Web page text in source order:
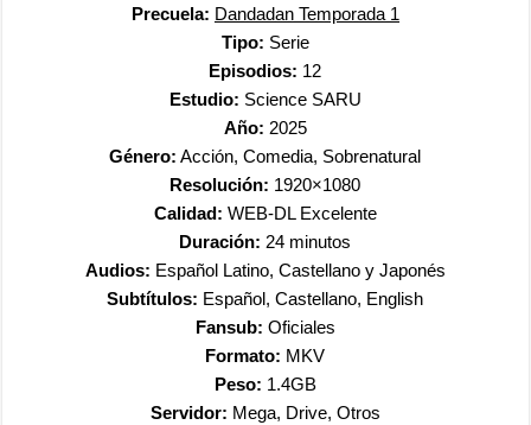
Precuela: Dandadan Temporada 1
Tipo: Serie
Episodios: 12
Estudio: Science SARU
Año: 2025
Género: Acción, Comedia, Sobrenatural
Resolución: 1920×1080
Calidad: WEB-DL Excelente
Duración: 24 minutos
Audios: Español Latino, Castellano y Japonés
Subtítulos: Español, Castellano, English
Fansub: Oficiales
Formato: MKV
Peso: 1.4GB
Servidor: Mega, Drive, Otros